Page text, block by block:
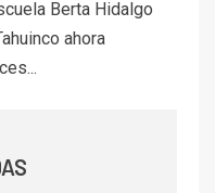
Berta Hidalgo
ahora
prueba
eléctrico para
minera en mayo de